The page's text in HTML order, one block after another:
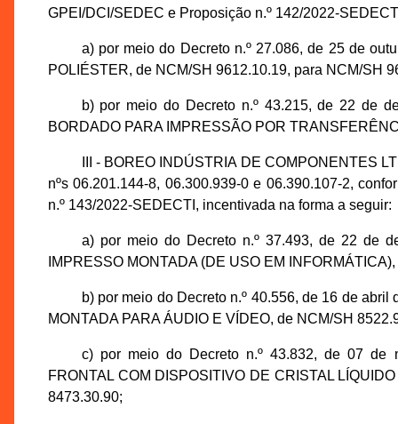
GPEI/DCI/SEDEC e Proposição n.º 142/2022-
a) por meio do Decreto n.º 27.086, de 25 de
POLIÉSTER, de NCM/SH 9612.10.19, para NCM/SH
b) por meio do Decreto n.º 43.215, de 22 de
BORDADO PARA IMPRESSÃO POR
III - BOREO INDÚSTRIA DE COMPONENTES
nºs 06.201.144-8, 06.300.939-0 e 06.390.107-2,
n.º 143/2022-SEDECTI, incentivada na forma a seguir:
a) por meio do Decreto n.º 37.493, de 22 de
IMPRESSO MONTADA (DE USO EM
b) por meio do Decreto n.º 40.556, de 16 de
MONTADA PARA ÁUDIO E VÍDEO, de NCM/SH
c) por meio do Decreto n.º 43.832, de 07 de
FRONTAL COM DISPOSITIVO DE CRISTAL
8473.30.90;